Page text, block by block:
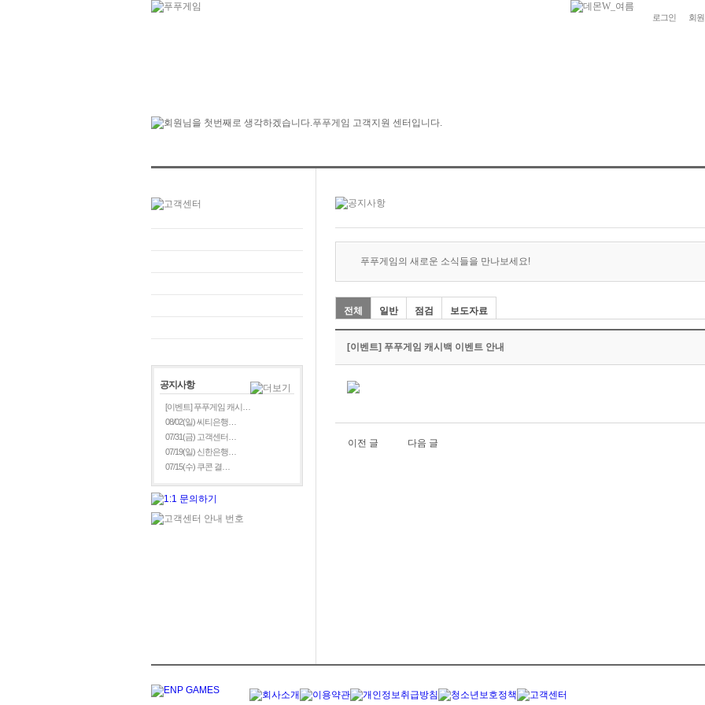
로그인 회
공지사항
[이벤트] 푸푸게임 캐시…
08/02(일) 씨티은행…
07/31(금) 고객센터…
07/19(일) 신한은행…
07/15(수) 쿠콘 결…
푸푸게임의 새로운 소식들을 만나보세요!
전체 일반 점검 보도자료
[이벤트] 푸푸게임 캐시백 이벤트 안내
이전 글 다음 글